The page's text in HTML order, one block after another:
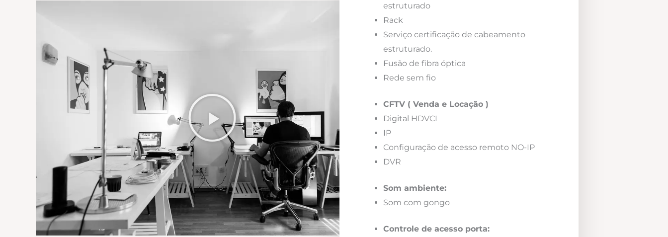
estruturado
Rack
Serviço certificação de cabeamento
estruturado.
Fusão de fibra óptica
Rede sem fio
CFTV ( Venda e Locação )
Digital HDVCI
IP
Configuração de acesso remoto NO-IP
DVR
Som ambiente:
Som com gongo
Controle de acesso porta: